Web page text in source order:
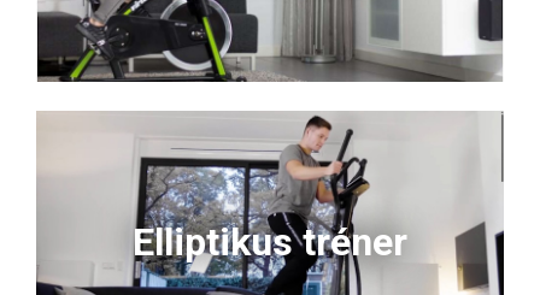
Elliptikus tréner